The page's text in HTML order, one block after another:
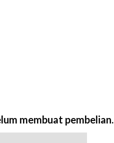
membuat pembelian.